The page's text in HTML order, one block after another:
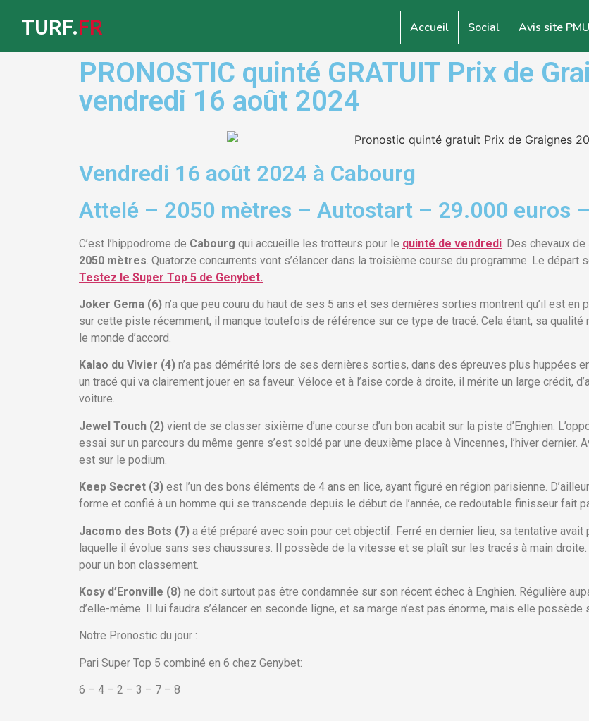
TURF.FR Accueil Social Avis site
PRONOSTIC quinté GRATUIT Prix de
vendredi 16 août 2024
Vendredi 16 août 2024 à Cabourg
Attelé – 2050 mètres – Autostart – 29.000 euros
C’est l’hippodrome de Cabourg qui accueille les trotteurs pour le quinté de vendredi . Des chevaux
2050 mètres . Quatorze concurrents vont s’élancer dans la troisième course du programme. Le départ
Testez le Super Top 5 de Genybet.
Joker Gema (6) n’a que peu couru du haut de ses 5 ans et ses dernières sorties montrent qu’il est
sur cette piste récemment, il manque toutefois de référence sur ce type de tracé. Cela étant, sa
le monde d’accord.
Kalao du Vivier (4) n’a pas démérité lors de ses dernières sorties, dans des épreuves plus huppées
un tracé qui va clairement jouer en sa faveur. Véloce et à l’aise corde à droite, il mérite un large crédit,
voiture.
Jewel Touch (2) vient de se classer sixième d’une course d’un bon acabit sur la piste d’Enghien.
essai sur un parcours du même genre s’est soldé par une deuxième place à Vincennes, l’hiver dernier.
est sur le podium.
Keep Secret (3) est l’un des bons éléments de 4 ans en lice, ayant figuré en région parisienne.
forme et confié à un homme qui se transcende depuis le début de l’année, ce redoutable finisseur fait
Jacomo des Bots (7) a été préparé avec soin pour cet objectif. Ferré en dernier lieu, sa tentative avait
laquelle il évolue sans ses chaussures. Il possède de la vitesse et se plaît sur les tracés à main
pour un bon classement.
Kosy d’Eronville (8) ne doit surtout pas être condamnée sur son récent échec à Enghien. Régulière
d’elle-même. Il lui faudra s’élancer en seconde ligne, et sa marge n’est pas énorme, mais elle
Notre Pronostic du jour :
Pari Super Top 5 combiné en 6 chez Genybet:
6 – 4 – 2 – 3 – 7 – 8